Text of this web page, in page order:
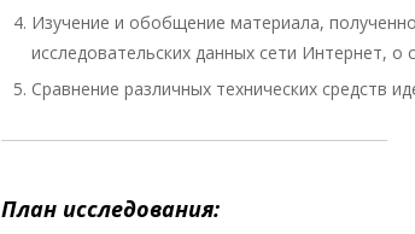
Изучение и обобщение материала,
исследовательских данных сети Интернет, о
Сравнение различных технических средств
План исследования: